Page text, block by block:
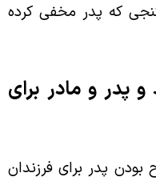
که پدر مخفی کرده
پدر و مادر برای
پدر برای فرزندان